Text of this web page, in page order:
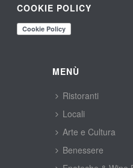
COOKIE POLICY
MENÙ
Ristoranti
Locali
Arte e Cultura
Benessere